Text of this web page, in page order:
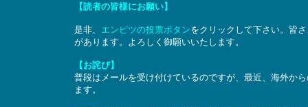
【読者の皆様にお願い】
是非、 エンピツの投票ボタンをクリックして下さい。皆
があります。よろしく御願いいたします。
【お詫び】
普段はメールを受け付けているのですが、最近、海外か
ます。